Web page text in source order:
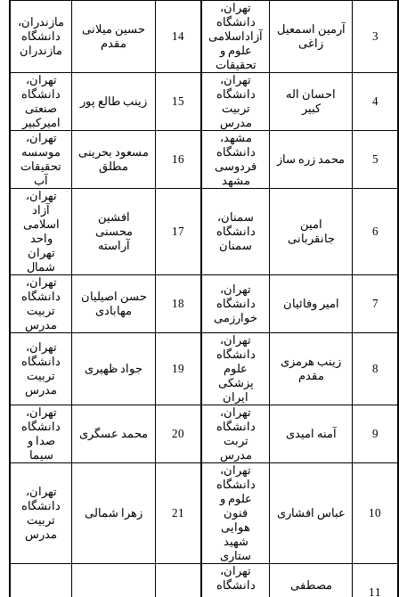
3
آرمین اسمعیل
زاغی
تهران،
دانشگاه
آزاداسلامی
علوم و
تحقیقات
14
حسین میلانی
مقدم
مازندران،
دانشگاه
مازندران
4
احسان اله
کبیر
تهران،
دانشگاه
تربیت
مدرس
15 زینب طالع پور
تهران،
دانشگاه
صنعتی
امیرکبیر
5 محمد زره ساز
مشهد،
دانشگاه
فردوسی
مشهد
16
مسعود بحرینی
مطلق
تهران،
موسسه
تحقیقات
آب
6
امین
جانقربانی
سمنان،
دانشگاه
سمنان
17
افشین
محسنی
آراسته
تهران،
آزاد
اسلامی
واحد
تهران
شمال
7 امیر وفائیان
تهران،
دانشگاه
خوارزمی
18
حسن اصیلیان
مهابادی
تهران،
دانشگاه
تربیت
مدرس
8
زینب هرمزی
مقدم
تهران،
دانشگاه
علوم
پزشکی
ایران
19 جواد ظهیری
تهران،
دانشگاه
تربیت
مدرس
9 آمنه امیدی
تهران،
دانشگاه
تربت
مدرس
20 محمد عسگری
تهران،
دانشگاه
صدا و
سیما
10 عباس افشاری
تهران،
دانشگاه
علوم و
فنون
هوایی
شهید
ستاری
21 زهرا شمالی
تهران،
دانشگاه
تربیت
مدرس
11
مصطفی
تهران،
دانشگاه